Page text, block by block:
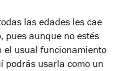
las edades les cae
pues aunque no estés
el usual funcionamiento
podrás usarla como un